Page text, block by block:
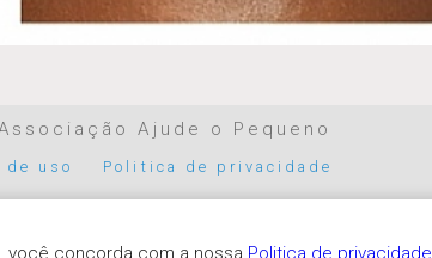
Associação Ajude o Pequeno
de uso Politica de privacidade
você concorda com a nossa Politica de privacidade